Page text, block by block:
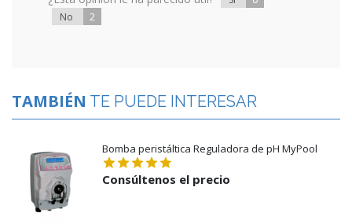
No 2
TAMBIÉN TE PUEDE INTERESAR
Bomba peristáltica Reguladora de pH MyPool
Consúltenos el precio